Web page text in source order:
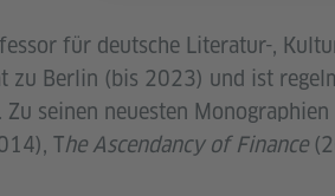
für deutsche Literatur-,
zu Berlin (bis 2023) und ist
seinen neuesten Monographien
The Ascendancy of Finance